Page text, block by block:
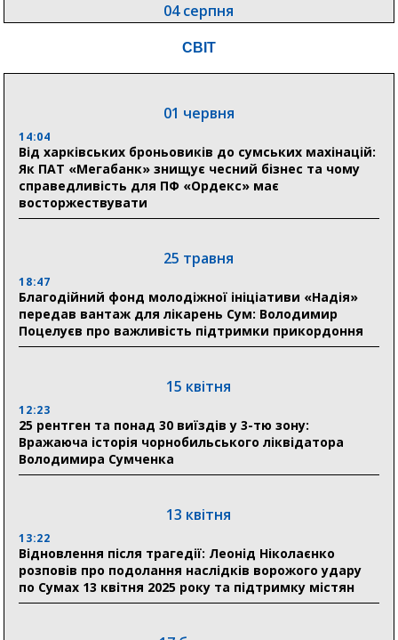
04 серпня
Пенсійний фонд Сумщини спрямував 0,2 млрд грн
18:54
Романько розширює програму відпочинку дітей із
прифронтової Сумщини: перша група оздоровилася
в Австрії
Ніколаєнко: у Сумах погодили 115 компенсацій на
відновлення житла майже на 6,6 млн грн
31 липня
Сумщини пояснив, як отримати допомогу на зиму
17:52
«Укрексімбанк» припиняє виплату пенсій: у
Пенсійному фонді Сумщини пояснили, що робити
людям
відзнаки «Почесного громадянина міста Суми»
30 липня
СВІТ
01 червня
14:04
Від харківських броньовиків до сумських махінацій:
Як ПАТ «Мегабанк» знищує чесний бізнес та чому
справедливість для ПФ «Ордекс» має
восторжествувати
25 травня
18:47
Благодійний фонд молодіжної ініціативи «Надія»
передав вантаж для лікарень Сум: Володимир
Поцелуєв про важливість підтримки прикордоння
15 квітня
12:23
25 рентген та понад 30 виїздів у 3-тю зону:
Вражаюча історія чорнобильського ліквідатора
Володимира Сумченка
13 квітня
13:22
Відновлення після трагедії: Леонід Ніколаєнко
розповів про подолання наслідків ворожого удару
по Сумах 13 квітня 2025 року та підтримку містян